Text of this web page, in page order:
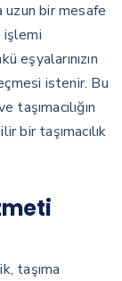
uzun bir mesafe
işlemi
eşyalarınızın
istenir. Bu
bir taşımacılık
taşıma